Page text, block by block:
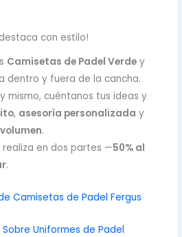
con estilo!
Camisetas de Padel Verde y
dentro y fuera de la cancha.
mismo, cuéntanos tus ideas y
, asesoría personalizada y
.
realiza en dos partes —50% al
.
Camisetas de Padel Fergus
Uniformes de Padel